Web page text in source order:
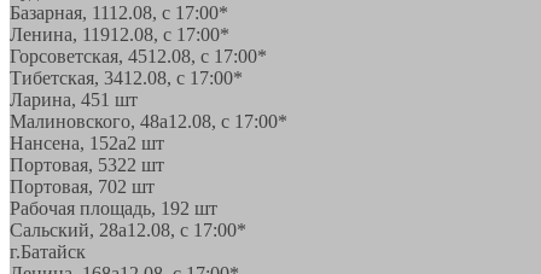
Базарная, 1112.08, с 17:00*
Ленина, 11912.08, с 17:00*
Горсоветская, 4512.08, с 17:00*
Тибетская, 3412.08, с 17:00*
Ларина, 451 шт
Малиновского, 48а12.08, с 17:00*
Нансена, 152а2 шт
Портовая, 5322 шт
Портовая, 702 шт
Рабочая площадь, 192 шт
Сальский, 28a12.08, с 17:00*
г.Батайск